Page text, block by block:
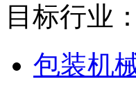
目标行业：
包装机